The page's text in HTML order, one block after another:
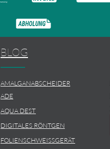
BLOG
AMALGANABSCHEIDER
ADE
AQUA DEST
DIGITALES RÖNTGEN
FOLIENSCHWEISSGERÄT